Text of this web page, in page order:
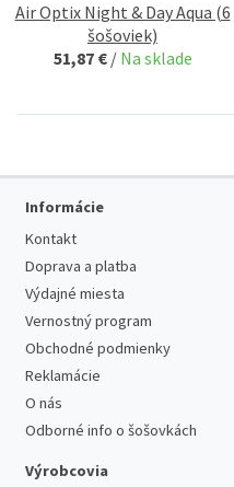
Air Optix Night & Day Aqua (6
šošoviek)
51,87 € / Na sklade
Informácie
Kontakt
Doprava a platba
Výdajné miesta
Vernostný program
Obchodné podmienky
Reklamácie
O nás
Odborné info o šošovkách
Výrobcovia